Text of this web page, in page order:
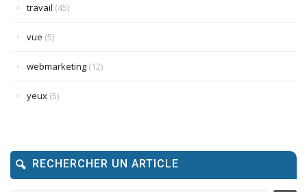
travail (45)
vue (5)
webmarketing (12)
yeux (5)
RECHERCHER UN ARTICLE